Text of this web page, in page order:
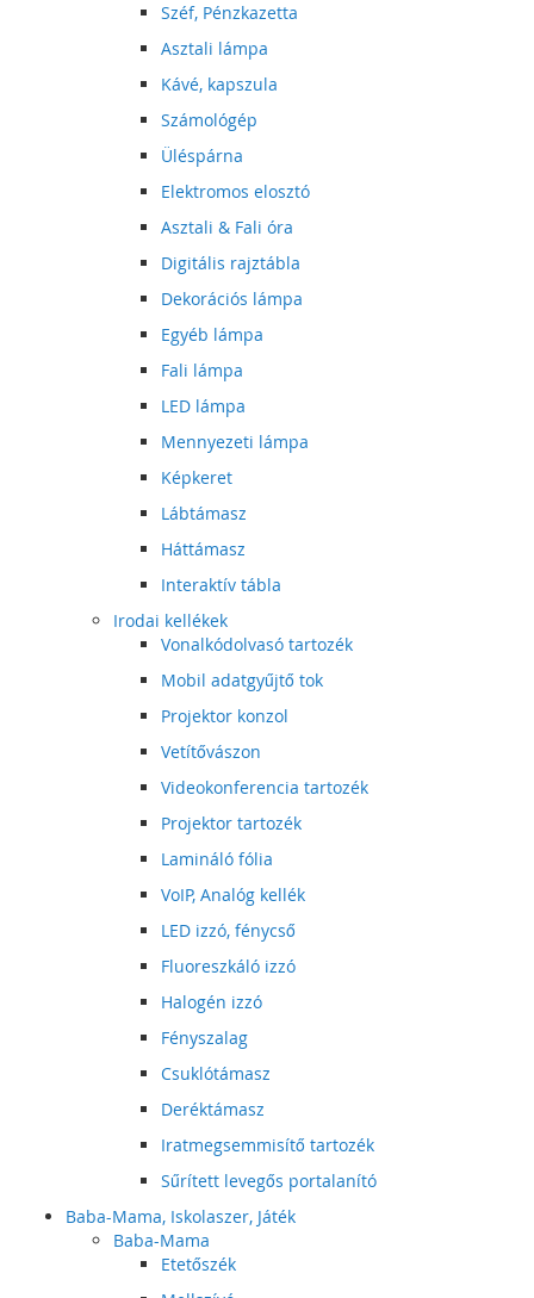
Széf, Pénzkazetta
Asztali lámpa
Kávé, kapszula
Számológép
Üléspárna
Elektromos elosztó
Asztali & Fali óra
Digitális rajztábla
Dekorációs lámpa
Egyéb lámpa
Fali lámpa
LED lámpa
Mennyezeti lámpa
Képkeret
Lábtámasz
Háttámasz
Interaktív tábla
Irodai kellékek
Vonalkódolvasó tartozék
Mobil adatgyűjtő tok
Projektor konzol
Vetítővászon
Videokonferencia tartozék
Projektor tartozék
Lamináló fólia
VoIP, Analóg kellék
LED izzó, fénycső
Fluoreszkáló izzó
Halogén izzó
Fényszalag
Csuklótámasz
Deréktámasz
Iratmegsemmisítő tartozék
Sűrített levegős portalanító
Baba-Mama, Iskolaszer, Játék
Baba-Mama
Etetőszék